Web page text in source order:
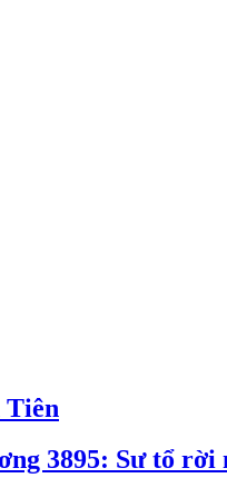
Tiên
3895: Sư tổ rời